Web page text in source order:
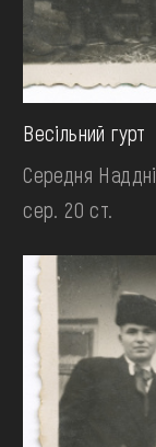
Весільний гурт
Середня
сер. 20 ст.